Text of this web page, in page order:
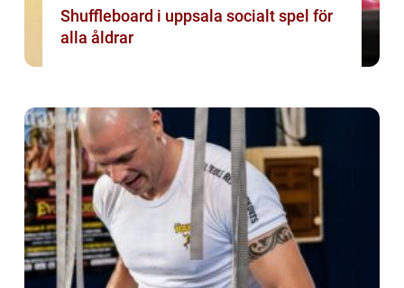
Shuffleboard i uppsala socialt spel för
alla åldrar